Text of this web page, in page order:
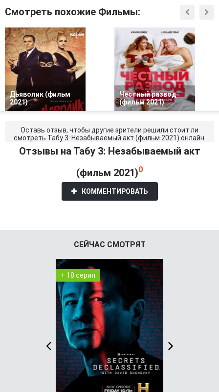
Смотреть похожие Фильмы:
Дьяволик (фильм
2021)
Честный развод
(фильм 2021)
Оставь отзыв, чтобы другие зрители решили стоит ли
смотреть Табу 3: Незабываемый акт (фильм 2021) онлайн.
Отзывы на Табу 3: Незабываемый акт
(фильм 2021)0
КОММЕНТИРОВАТЬ
СЕЙЧАС СМОТРЯТ
+ 18 серия